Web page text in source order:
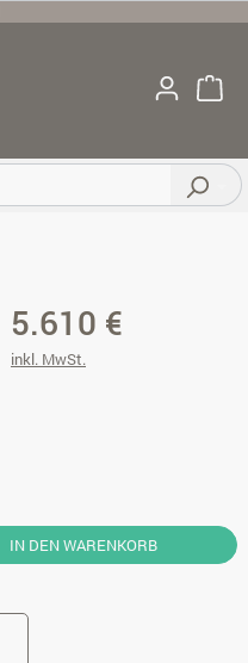
5.610 €
inkl. MwSt.
IN DEN WARENKORB